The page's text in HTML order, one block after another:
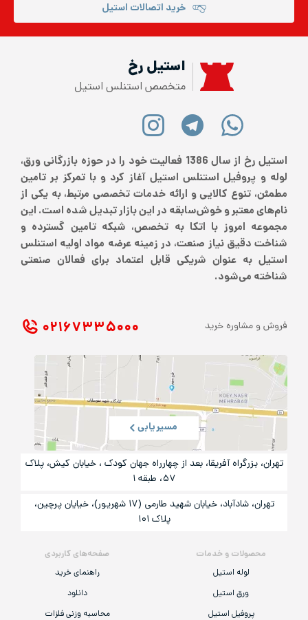
خرید اتصالات استیل
استیل رخ
متخصص استنلس استیل
استیل رخ از سال 1386 فعالیت خود را در حوزه بازرگانی ورق،
لوله و پروفیل استنلس استیل آغاز کرد و با تمرکز بر تامین
مطمئن، تنوع کالایی و ارائه خدمات تخصصی مرتبط، به یکی از
نام‌های معتبر و خوش‌سابقه در این بازار تبدیل شده است. این
مجموعه امروز با اتکا به تخصص، شبکه تامین گسترده و
شناخت دقیق نیاز صنعت، در زمینه عرضه مواد اولیه استنلس
استیل به عنوان شریکی قابل اعتماد برای فعالان صنعتی
شناخته می‌شود.
محصولات و خدمات
لوله استیل
ورق استیل
پروفیل استیل
صفحه‌های کاربردی
راهنمای خرید
دانلود
محاسبه وزنی فلزات
فروش و مشاوره خرید ۰۲۱ ۶۷۳۳۵۰۰۰
مسیریابی
تهران، بزرگراه آفریقا، بعد از چهارراه جهان کودک ، خیابان کیش، پلاک
۵۷، طبقه ۱
تهران، شادآباد، خیابان شهید طارمی (۱۷ شهریور)، خیایان پرچین،
پلاک ۱۰۱